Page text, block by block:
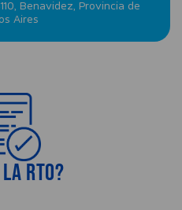
Benavidez, Provincia de
Aires
RTO?